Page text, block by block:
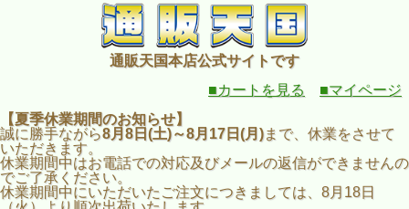
通販天国本店公式サイトです
■カートを見る
■マイページ
【夏季休業期間のお知らせ】
誠に勝手ながら8月8日(土)～8月17日(月)まで、休業をさせて
いただきます。
休業期間中はお電話での対応及びメールの返信ができませんの
でご了承ください。
休業期間中にいただいたご注文につきましては、8月18日